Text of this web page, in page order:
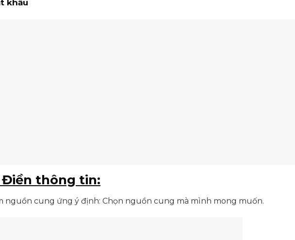
khẩu
Điền thông tin:
nguồn cung ứng ý định: Chọn nguồn cung mà mình mong muốn.